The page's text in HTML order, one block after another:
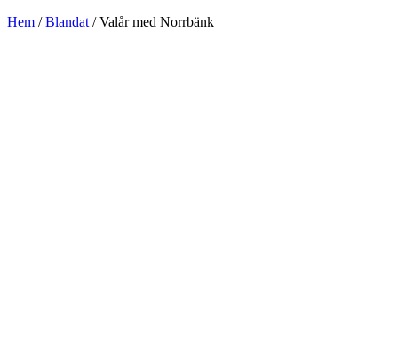
Hem /Blandat /Valår med Norrbänk